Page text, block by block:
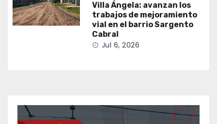
Villa Ángela: avanzan los
trabajos de mejoramiento
vial en el barrio Sargento
Cabral
Jul 6, 2026